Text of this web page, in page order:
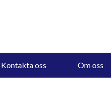
Kontakta oss Om oss